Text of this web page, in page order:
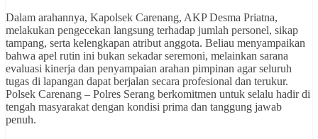
Dalam arahannya, Kapolsek Carenang, AKP Desma Priatna,
melakukan pengecekan langsung terhadap jumlah personel, sikap
tampang, serta kelengkapan atribut anggota. Beliau menyampaikan
bahwa apel rutin ini bukan sekadar seremoni, melainkan sarana
evaluasi kinerja dan penyampaian arahan pimpinan agar seluruh
tugas di lapangan dapat berjalan secara profesional dan terukur.
Polsek Carenang – Polres Serang berkomitmen untuk selalu hadir di
tengah masyarakat dengan kondisi prima dan tanggung jawab
penuh.